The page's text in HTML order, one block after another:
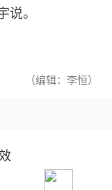
说。
（编辑：李恒）